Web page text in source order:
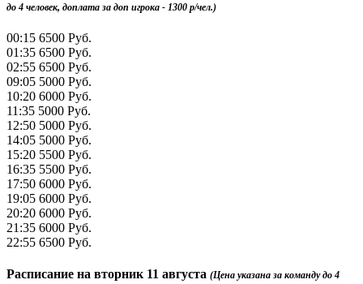
до 4 человек, доплата за доп игрока - 1300 р/чел.)
00:15 6500 Руб.
01:35 6500 Руб.
02:55 6500 Руб.
09:05 5000 Руб.
10:20 6000 Руб.
11:35 5000 Руб.
12:50 5000 Руб.
14:05 5000 Руб.
15:20 5500 Руб.
16:35 5500 Руб.
17:50 6000 Руб.
19:05 6000 Руб.
20:20 6000 Руб.
21:35 6000 Руб.
22:55 6500 Руб.
Расписание на вторник 11 августа (Цена указана за команду до 4